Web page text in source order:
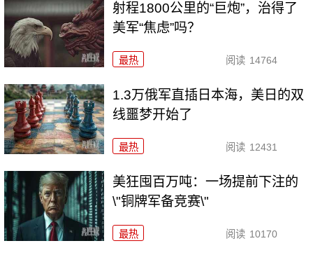
射程1800公里的“巨炮”，治得了
美军“焦虑”吗？
最热 阅读 14764
1.3万俄军直插日本海，美日的双
线噩梦开始了
最热 阅读 12431
美狂囤百万吨：一场提前下注的
\"铜牌军备竞赛\"
最热 阅读 10170